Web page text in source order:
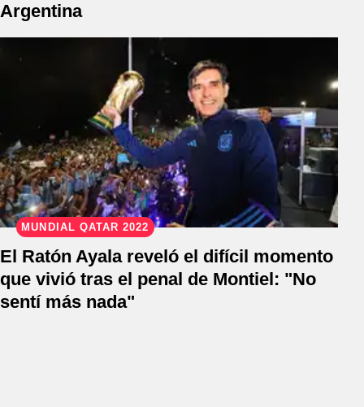
Argentina
MUNDIAL QATAR 2022
El Ratón Ayala reveló el difícil momento
que vivió tras el penal de Montiel: "No
sentí más nada"